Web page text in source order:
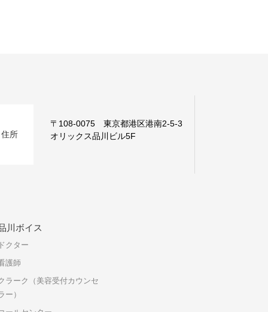
住所
〒108-0075 東京都港区港南2-5-3
オリックス品川ビル5F
川ボイス
クター
護師
ラーク（美容受付カウンセ
ー）